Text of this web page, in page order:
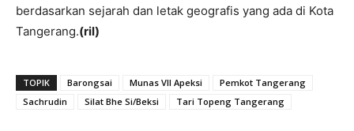
berdasarkan sejarah dan letak geografis yang ada di Kota
Tangerang.(ril)
TOPIK Barongsai Munas VII Apeksi
Pemkot Tangerang
Sachrudin
Silat Bhe Si/Beksi Tari Topeng Tangerang